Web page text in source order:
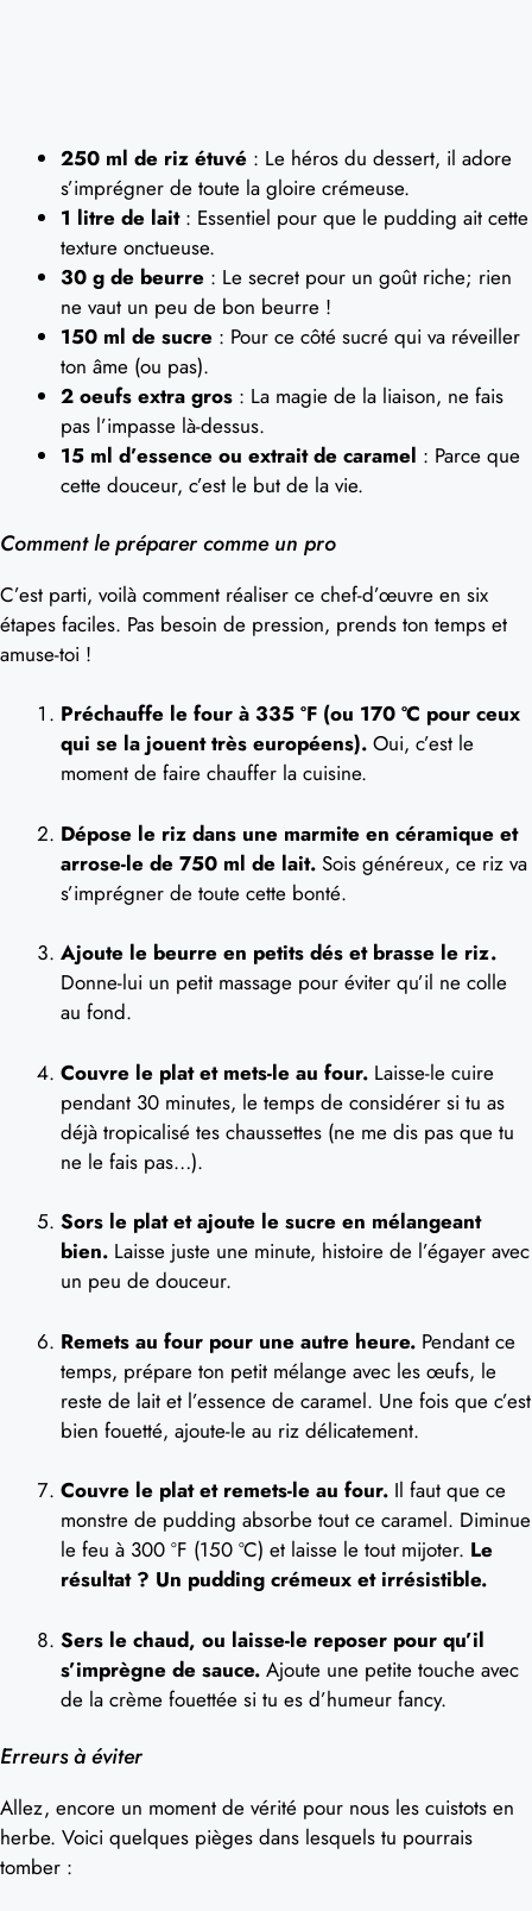
250 ml de riz étuvé : Le héros du dessert, il adore
s’imprégner de toute la gloire crémeuse.
1 litre de lait: Essentiel pour que le pudding ait cette
texture onctueuse.
30 g de beurre : Le secret pour un goût riche; rien
ne vaut un peu de bon beurre !
150 ml de sucre : Pour ce côté sucré qui va réveiller
ton âme (ou pas).
2 oeufs extra gros : La magie de la liaison, ne fais
pas l’impasse là-dessus.
15 ml d’essence ou extrait de caramel : Parce que
cette douceur, c’est le but de la vie.
Comment le préparer comme un pro
C’est parti, voilà comment réaliser ce chef-d’œuvre en six
étapes faciles. Pas besoin de pression, prends ton temps et
amuse-toi !
Préchauffe le four à 335 ºF (ou 170 ºC pour ceux
qui se la jouent très européens). Oui, c’est le
moment de faire chauffer la cuisine.
Dépose le riz dans une marmite en céramique et
arrose-le de 750 ml de lait. Sois généreux, ce riz va
s’imprégner de toute cette bonté.
Ajoute le beurre en petits dés et brasse le riz.
Donne-lui un petit massage pour éviter qu’il ne colle
au fond.
Couvre le plat et mets-le au four. Laisse-le cuire
pendant 30 minutes, le temps de considérer si tu as
déjà tropicalisé tes chaussettes (ne me dis pas que tu
ne le fais pas…).
Sors le plat et ajoute le sucre en mélangeant
bien. Laisse juste une minute, histoire de l’égayer avec
un peu de douceur.
Remets au four pour une autre heure. Pendant ce
temps, prépare ton petit mélange avec les œufs, le
reste de lait et l’essence de caramel. Une fois que c’est
bien fouetté, ajoute-le au riz délicatement.
Couvre le plat et remets-le au four. Il faut que ce
monstre de pudding absorbe tout ce caramel. Diminue
le feu à 300 ºF (150 ºC) et laisse le tout mijoter. Le
résultat ? Un pudding crémeux et irrésistible.
Sers le chaud, ou laisse-le reposer pour qu’il
s’imprègne de sauce. Ajoute une petite touche avec
de la crème fouettée si tu es d’humeur fancy.
Erreurs à éviter
Allez, encore un moment de vérité pour nous les cuistots en
herbe. Voici quelques pièges dans lesquels tu pourrais
tomber :